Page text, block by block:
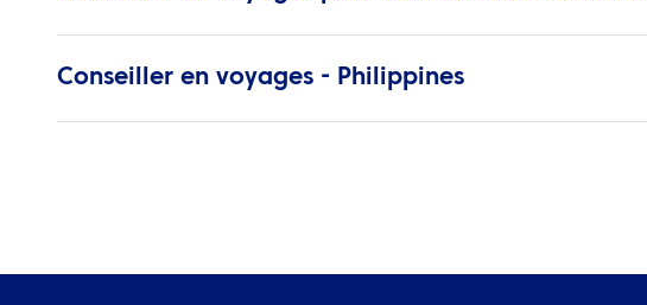
Conseiller en voyages - Philippines